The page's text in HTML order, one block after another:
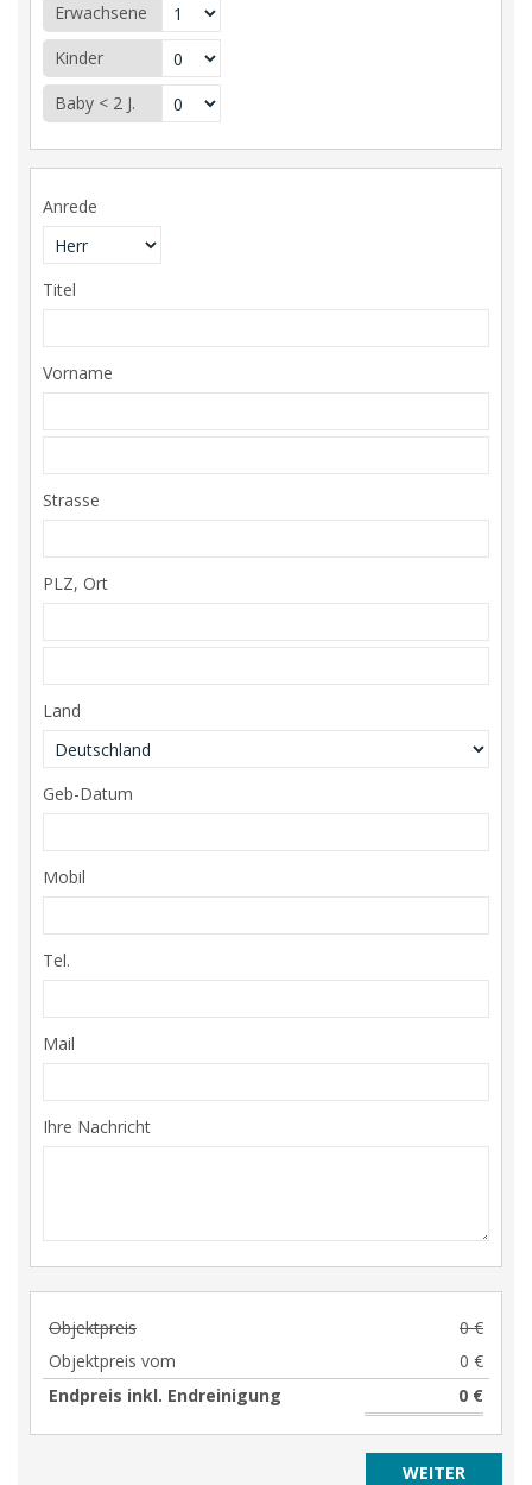
Erwachsene
Kinder
Baby < 2 J.
Anrede
Titel
Vorname
Strasse
PLZ, Ort
Land
Geb-Datum
Mobil
Tel.
Mail
Ihre Nachricht
Objektpreis
0 €
Objektpreis vom
0 €
Endpreis inkl. Endreinigung
0 €